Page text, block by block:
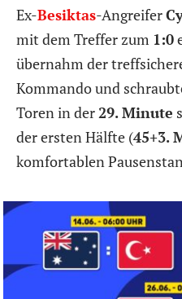
Ex-Besiktas-Angreifer
mit dem Treffer zum 1:0
übernahm der
Kommando und
Toren in der29. Minute
der ersten Hälfte (45+3.
komfortablen